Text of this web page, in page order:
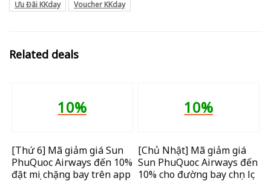
Ưu Đãi KKday
Voucher KKday
Related deals
10%
[Thứ 6] Mã giảm giá Sun
PhuQuoc Airways đến 10%
đặt mọi chặng bay trên app
10%
[Chủ Nhật] Mã giảm giá
Sun PhuQuoc Airways đến
10% cho đường bay chọn lọc